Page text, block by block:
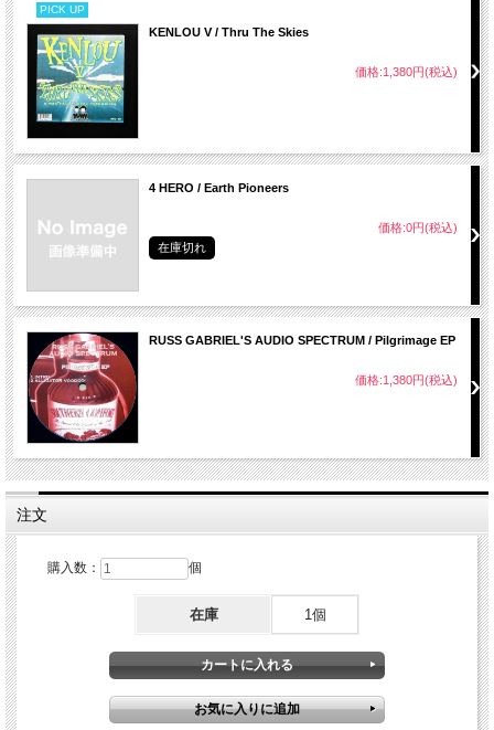
PICK UP
KENLOU V / Thru The Skies
価格:1,380円(税込)
4 HERO / Earth Pioneers
価格:0円(税込)
在庫切れ
RUSS GABRIEL'S AUDIO SPECTRUM / Pilgrimage EP
価格:1,380円(税込)
注文
購入数： 個
在庫 1個